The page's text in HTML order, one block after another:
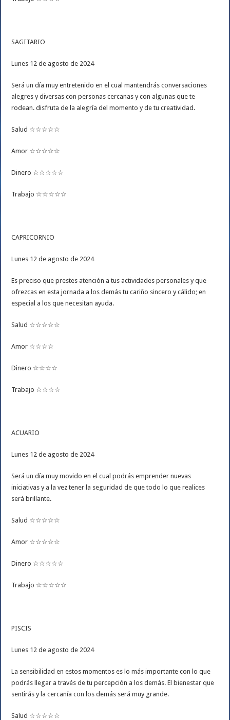
SAGITARIO
Lunes 12 de agosto de 2024
Será un día muy entretenido en el cual mantendrás conversaciones
alegres y diversas con personas cercanas y con algunas que te
rodean. disfruta de la alegría del momento y de tu creatividad.
Salud ☆☆☆☆☆
Amor ☆☆☆☆☆
Dinero ☆☆☆☆☆
Trabajo ☆☆☆☆☆
CAPRICORNIO
Lunes 12 de agosto de 2024
Es preciso que prestes atención a tus actividades personales y que
ofrezcas en esta jornada a los demás tu cariño sincero y cálido; en
especial a los que necesitan ayuda.
Salud ☆☆☆☆☆
Amor ☆☆☆☆
Dinero ☆☆☆☆
Trabajo ☆☆☆☆
ACUARIO
Lunes 12 de agosto de 2024
Será un día muy movido en el cual podrás emprender nuevas
iniciativas y a la vez tener la seguridad de que todo lo que realices
será brillante.
Salud ☆☆☆☆☆
Amor ☆☆☆☆☆
Dinero ☆☆☆☆☆
Trabajo ☆☆☆☆☆
PISCIS
Lunes 12 de agosto de 2024
La sensibilidad en estos momentos es lo más importante con lo que
podrás llegar a través de tu percepción a los demás. El bienestar que
sentirás y la cercanía con los demás será muy grande.
Salud ☆☆☆☆☆